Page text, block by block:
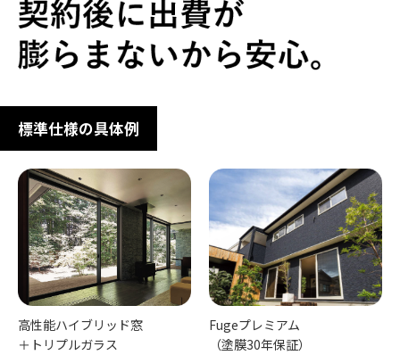
標準仕様の具体例
高性能ハイブリッド窓
＋トリプルガラス
Fugeプレミアム
（塗膜30年保証）